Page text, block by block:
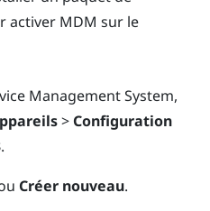
activer MDM sur le
Management System,
> Configuration
.
Créer nouveau.